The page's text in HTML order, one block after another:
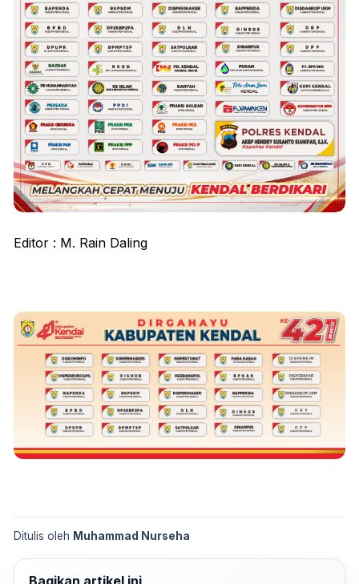
Editor : M. Rain Daling
Ditulis oleh Muhammad Nurseha